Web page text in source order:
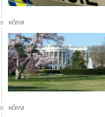
včera
včera